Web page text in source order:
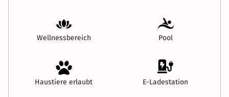
Wellnessbereich Pool
Haustiere erlaubt E-Ladestation